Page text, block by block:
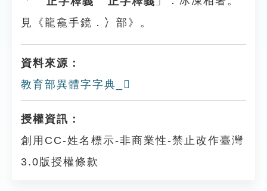
見《龍龕手鏡．冫部》。
資料來源：
教育部異體字字典_𠗨
授權資訊：
創用CC-姓名標示-非商業性-禁止改作臺灣
3.0版授權條款